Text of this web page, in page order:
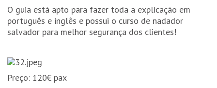
O guia está apto para fazer toda a explicação em
português e inglês e possui o curso de nadador
salvador para melhor segurança dos clientes!
Preço: 120€ pax